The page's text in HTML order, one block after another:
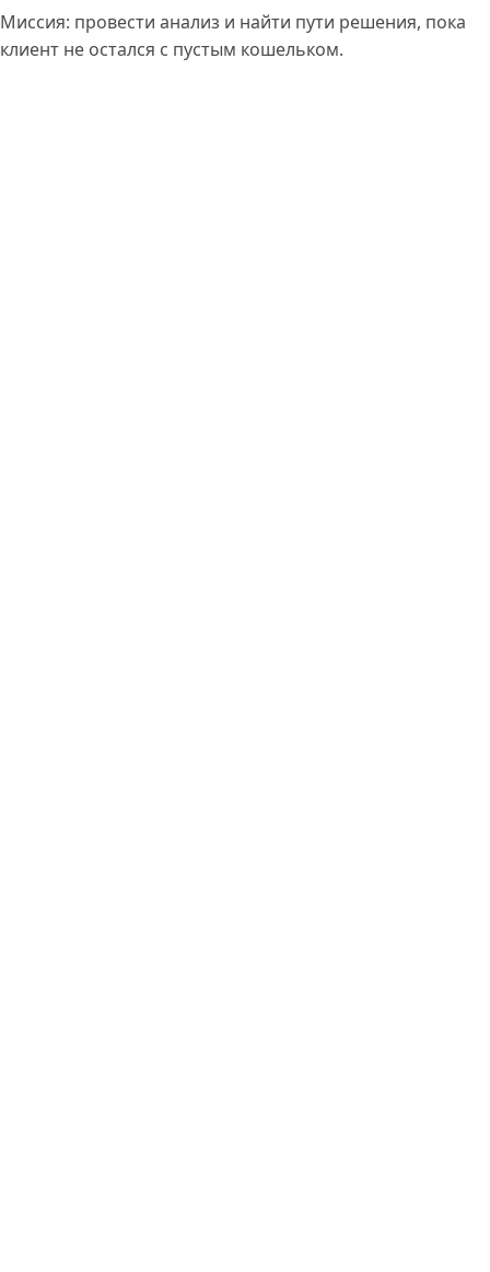
Миссия: провести анализ и найти пути решения, пока
клиент не остался с пустым кошельком.